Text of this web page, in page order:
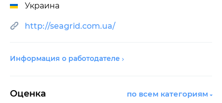
Украина
http://seagrid.com.ua/
Информация о работодателе
Оценка по всем категориям